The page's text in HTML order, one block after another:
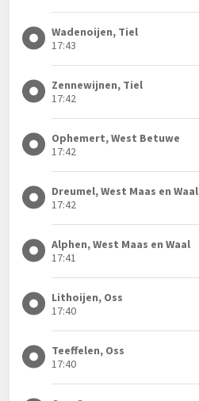
Wadenoijen, Tiel
17:43
Zennewijnen, Tiel
17:42
Ophemert, West Betuwe
17:42
Dreumel, West Maas en Waal
17:42
Alphen, West Maas en Waal
17:41
Lithoijen, Oss
17:40
Teeffelen, Oss
17:40